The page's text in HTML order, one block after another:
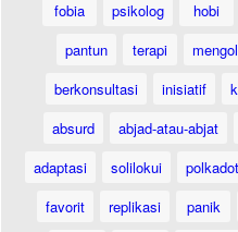
fobia psikolog hobi
pantun
terapi
berkonsultasi
inisiatif
absurd
abjad-atau-abjat
adaptasi
solilokui polkadot
favorit
replikasi panik